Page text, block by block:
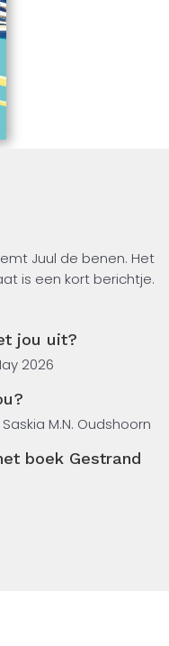
Juul de benen. Het
is een kort berichtje.
een relatie en
een nacht kon
de wereld heeft het
voor in de
jou uit?
2026
M.N. Oudshoorn
boek Gestrand